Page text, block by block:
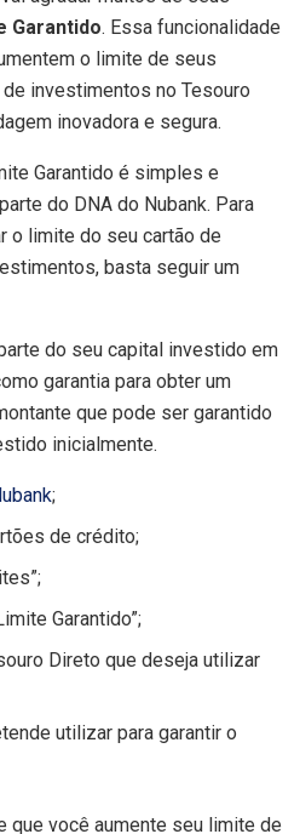
Garantido. Essa funcionalidade
o limite de seus
investimentos no Tesouro
inovadora e segura.
Garantido é simples e
do DNA do Nubank. Para
o limite do seu cartão de
basta seguir um
do seu capital investido em
garantia para obter um
que pode ser garantido
inicialmente.
;
de crédito;
Garantido”;
Direto que deseja utilizar
utilizar para garantir o
que você aumente seu limite de